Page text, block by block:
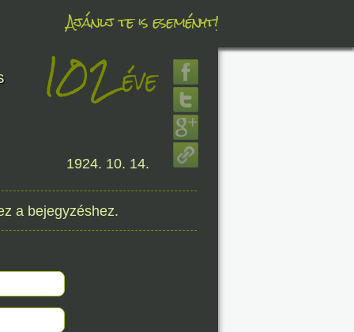
Ajánlj te is eseményt!
08.
102éve
1924. 10. 14.
a bejegyzéshez.